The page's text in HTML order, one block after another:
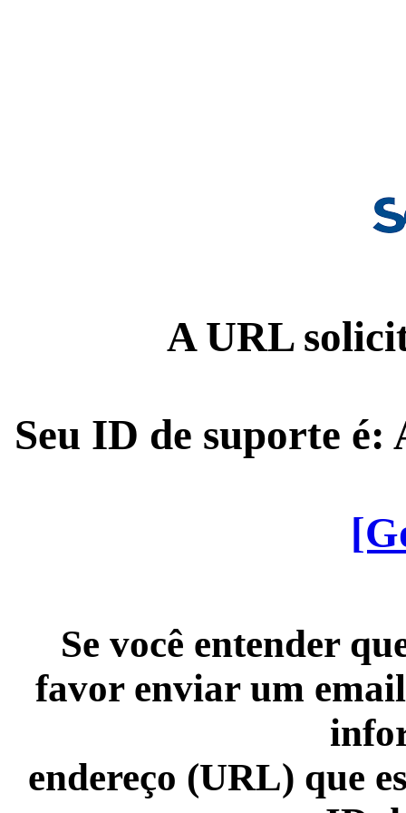
A URL
Seu ID de suporte é:
Se você entender
favor enviar um
endereço (URL) que